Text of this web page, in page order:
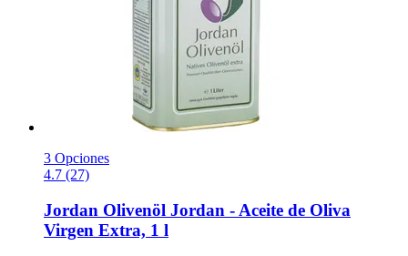
3 Opciones
4.7 (27)
Jordan Olivenöl Jordan -​ Aceite de Oliva
Virgen Extra, 1 l